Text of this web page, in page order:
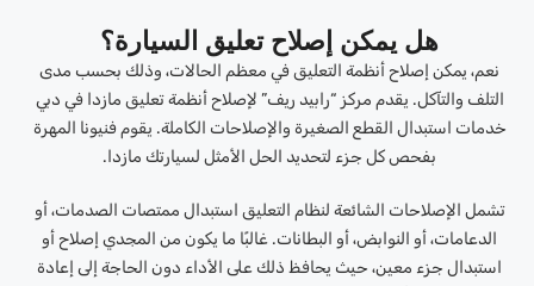
هل يمكن إصلاح تعليق السيارة؟
نعم، يمكن إصلاح أنظمة التعليق في معظم الحالات، وذلك بحسب مدى
التلف والتآكل. يقدم مركز “رابيد ريف” لإصلاح أنظمة تعليق مازدا في دبي
خدمات استبدال القطع الصغيرة والإصلاحات الكاملة. يقوم فنيونا المهرة
بفحص كل جزء لتحديد الحل الأمثل لسيارتك مازدا.
تشمل الإصلاحات الشائعة لنظام التعليق استبدال ممتصات الصدمات، أو
الدعامات، أو النوابض، أو البطانات. غالبًا ما يكون من المجدي إصلاح أو
استبدال جزء معين، حيث يحافظ ذلك على الأداء دون الحاجة إلى إعادة